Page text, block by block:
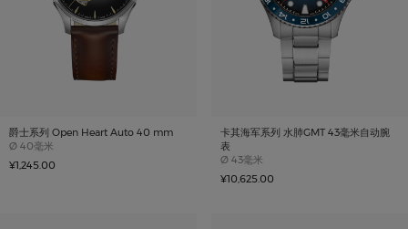
爵士系列 Open Heart Auto 40 mm
Ø Case size
40毫米
¥1,245.00
卡其海军系列 水肺GMT 43毫米自动腕
表
Ø Case size
43毫米
¥10,625.00